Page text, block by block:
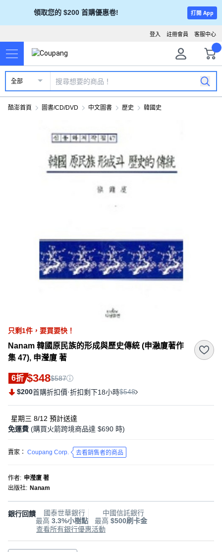
領取您的 $200 首購優惠卷! 打開 App
客服中心
註冊會員
登入
全部
酷澎首頁 圖書/CD/DVD 中文圖書 歷史 韓國史
只剩1件， 要買要快！
Nanam 韓國原民族的形成與歷史傳統 (申瀜廈著作
集 47), 申瀅廈 著
6折 $348$587
$200首購折扣價·折扣剩下18小時$548
星期三 8/12 預計送達
免運費 (購買火箭跨境商品達 $690 時)
賣家： Coupang Corp. 去看銷售者的商品
作者: 申瀅廈 著
出版社: Nanam
銀行回饋
國泰世華銀行
最高 3.3%小樹點
中國信託銀行
最高 $500刷卡金
查看所有銀行優惠活動